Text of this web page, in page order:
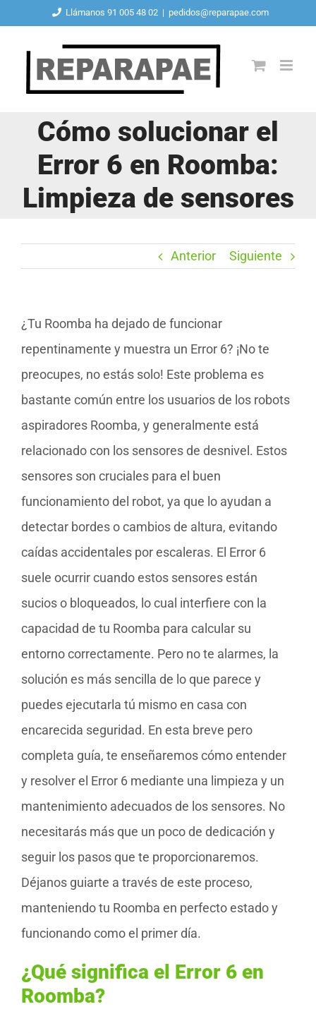
contenido
Llámanos 91 005 48 02 | pedidos@reparapae.com
Cómo solucionar el
Error 6 en Roomba:
Limpieza de sensores
Anterior Siguiente
¿Tu Roomba ha dejado de funcionar
repentinamente y muestra un Error 6? ¡No te
preocupes, no estás solo! Este problema es
bastante común entre los usuarios de los robots
aspiradores Roomba, y generalmente está
relacionado con los sensores de desnivel. Estos
sensores son cruciales para el buen
funcionamiento del robot, ya que lo ayudan a
detectar bordes o cambios de altura, evitando
caídas accidentales por escaleras. El Error 6
suele ocurrir cuando estos sensores están
sucios o bloqueados, lo cual interfiere con la
capacidad de tu Roomba para calcular su
entorno correctamente. Pero no te alarmes, la
solución es más sencilla de lo que parece y
puedes ejecutarla tú mismo en casa con
encarecida seguridad. En esta breve pero
completa guía, te enseñaremos cómo entender
y resolver el Error 6 mediante una limpieza y un
mantenimiento adecuados de los sensores. No
necesitarás más que un poco de dedicación y
seguir los pasos que te proporcionaremos.
Déjanos guiarte a través de este proceso,
manteniendo tu Roomba en perfecto estado y
funcionando como el primer día.
¿Qué significa el Error 6 en
Roomba?